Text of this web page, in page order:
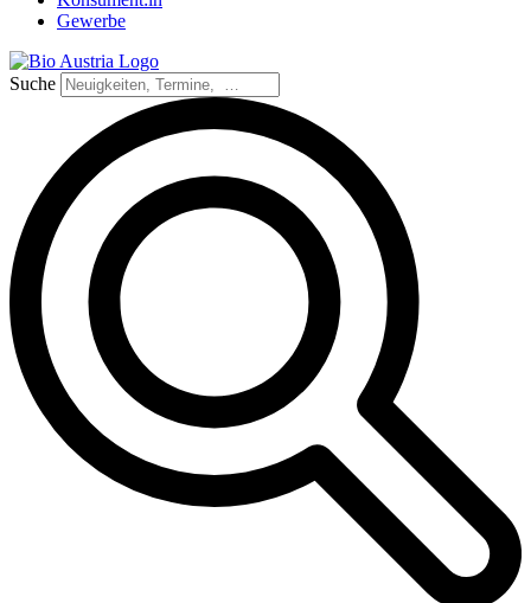
Gewerbe
Suche